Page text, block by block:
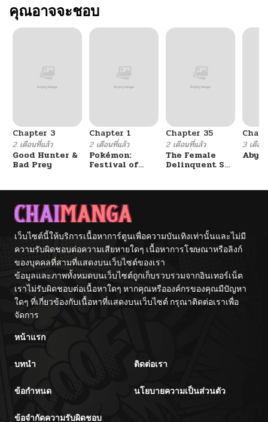
คุณอาจจะชอบ
Chapter 3
2 เดือนที่แล้ว
Good Hunter &
Bad Prey
Chapter 1
2 เดือนที่แล้ว
Pokémon:
Festival of
Chapter 35
2 เดือนที่แล้ว
The Female
Delinquent Set
3 เดือน
เว็บไซต์นี้ให้บริการเนื้อหาการ์ตูนเพื่อความบันเทิงเท่านั้นและไม่มี
ความรับผิดชอบต่อความเสียหายใดๆ เนื้อหาการโฆษณาหรือลิงก์
ของบุคคลที่สามที่แสดงบนเว็บไซต์ของเรา
ข้อมูลและภาพทั้งหมดบนเว็บไซต์ถูกเก็บรวบรวมจากอินเทอร์เน็ต
เราไม่รับผิดชอบต่อเนื้อหาใดๆ หากคุณหรือองค์กรของคุณมีปัญหา
ใดๆ ที่เกี่ยวข้องกับเนื้อหาที่แสดงบนเว็บไซต์ กรุณาติดต่อเราเพื่อ
จัดการ
หน้าแรก
บทนำ ติดต่อเรา
ข้อกำหนด นโยบายความเป็นส่วนตัว
ข้อจำกัดความรับผิดชอบ